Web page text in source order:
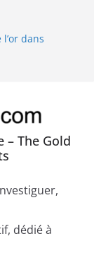
dans
roche
dans les
racines
alluvions
The Gold
dédié à